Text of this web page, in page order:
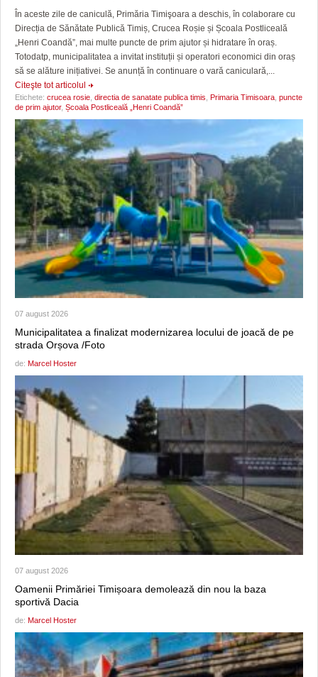
În aceste zile de caniculă, Primăria Timişoara a deschis, în colaborare cu
Direcția de Sănătate Publică Timiș, Crucea Roșie și Școala Postliceală
„Henri Coandă”, mai multe puncte de prim ajutor și hidratare în oraș.
Totodatp, municipalitatea a invitat instituții și operatori economici din oraș
să se alăture inițiativei. Se anunță în continuare o vară caniculară,...
Citeşte tot articolul
Etichete: crucea rosie directia de sanatate publica timis Primaria Timisoara puncte
de prim ajutor, Școala Postliceală „Henri Coandă”
07 august 2026
Municipalitatea a finalizat modernizarea locului de joacă de pe
strada Orșova /Foto
de: Marcel Hoster
07 august 2026
Oamenii Primăriei Timișoara demolează din nou la baza
sportivă Dacia
de: Marcel Hoster